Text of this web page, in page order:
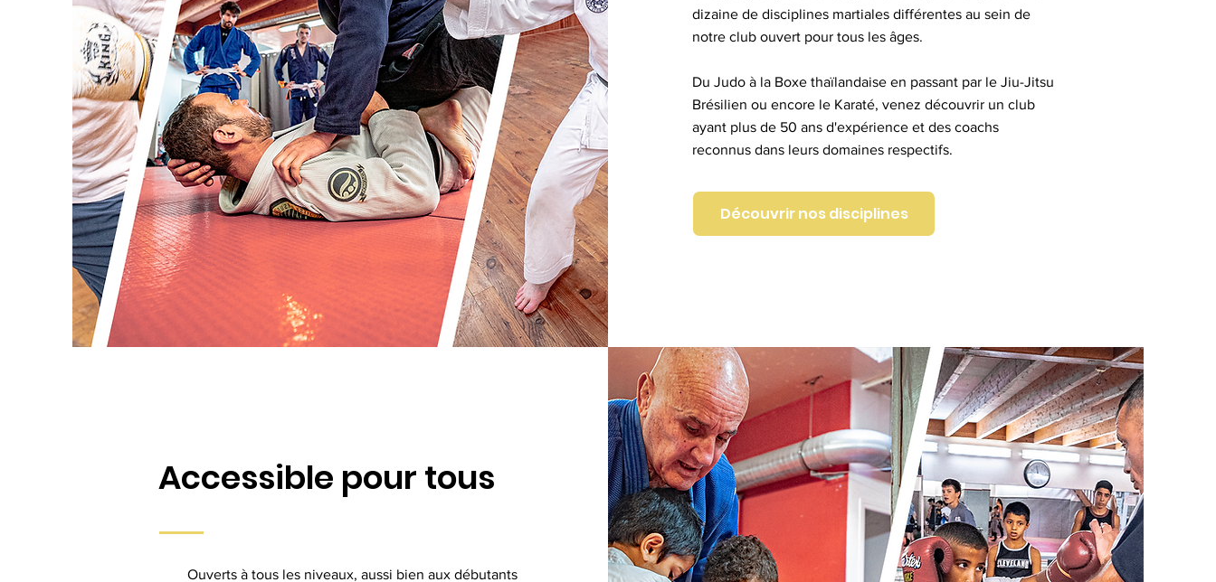
dizaine de disciplines martiales différentes au sein de
notre club ouvert pour tous les âges.
Du Judo à la Boxe thaïlandaise en passant par le Jiu-Jitsu
Brésilien ou encore le Karaté, venez découvrir un club
ayant plus de 50 ans d'expérience et des coachs
reconnus dans leurs domaines respectifs.
Découvrir nos disciplines
Accessible pour tous
Ouverts à tous les niveaux, aussi bien aux débutants